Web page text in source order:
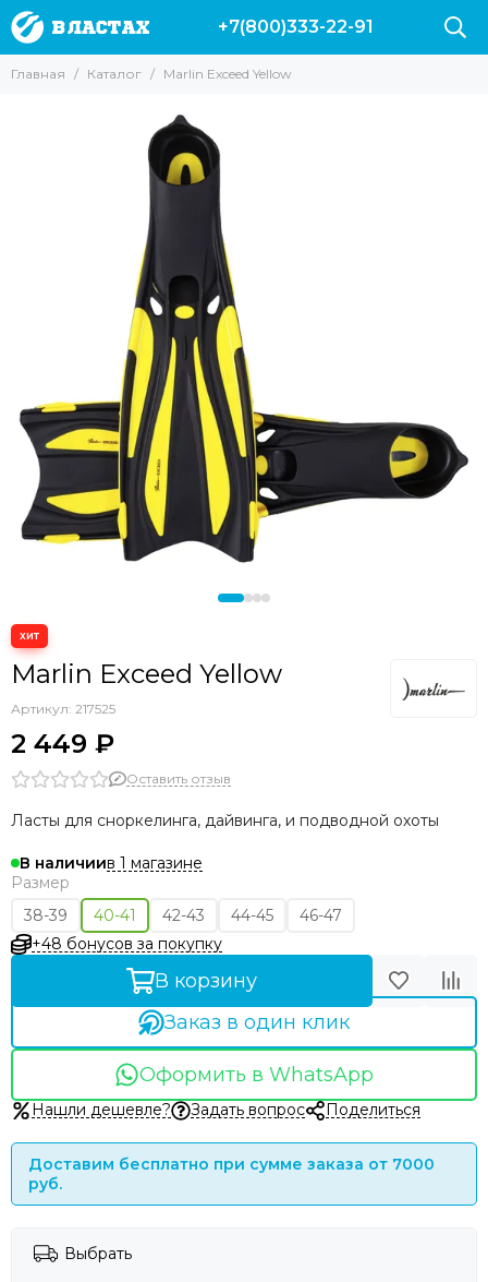
+7(800)333-22-91
Главная Каталог Marlin Exceed Yellow
Marlin Exceed Yellow
Артикул: 217525
2 449 ₽
Оставить отзыв
Ласты для сноркелинга, дайвинга, и подводной охоты
В наличиив 1 магазине
Размер
38-39
40-41 42-43 44-45
46-47
+48 бонусов за покупку
В корзину
Заказ в один клик
Оформить в WhatsApp
Нашли дешевле? Задать вопрос Поделиться
Доставим бесплатно при сумме заказа от 7000
руб.
Выбрать